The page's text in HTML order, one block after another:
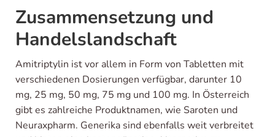
Zusammensetzung und
Handelslandschaft
Amitriptylin ist vor allem in Form von Tabletten mit
verschiedenen Dosierungen verfügbar, darunter 10
mg, 25 mg, 50 mg, 75 mg und 100 mg. In Österreich
gibt es zahlreiche Produktnamen, wie Saroten und
Neuraxpharm. Generika sind ebenfalls weit verbreitet